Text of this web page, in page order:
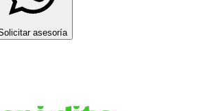
asesoría